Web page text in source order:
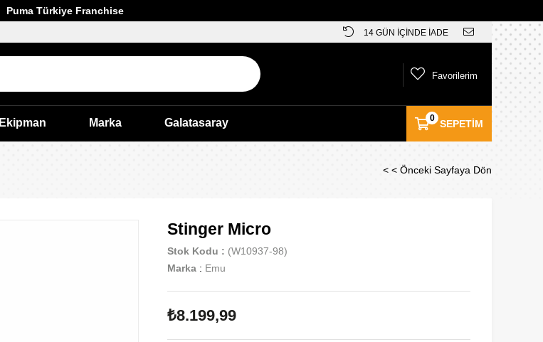
Puma Türkiye Franchise
14 GÜN İÇİNDE İADE
SEPETIM
0
Favorilerim
Ekipman Marka Galatasaray
< < Önceki Sayfaya Dön
Stinger Micro
Stok Kodu
(W10937-98)
Marka : Emu
₺8.199,99